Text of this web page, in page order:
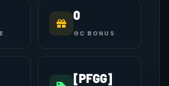
0
GC BONUS
[PFGG]